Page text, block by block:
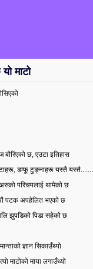
माटो
बौरिएको छ, एउटा इतिहास
, डम्फू टुङ्नाहरू यस्तै यस्तै
परिचयलाई थामेको छ
पटक अपहेलित भएको छ
झुपडिको पिडा सहेको छ
ज्ञान सिकाउँथ्यो
माटोको माया लगाउँथ्यो